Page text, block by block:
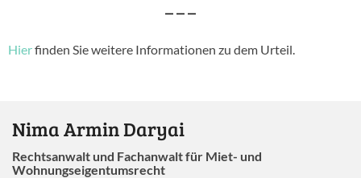
– – –
Hierfinden Sie weitere Informationen zu dem Urteil.
Nima Armin Daryai
Rechtsanwalt und Fachanwalt für Miet- und
Wohnungseigentumsrecht